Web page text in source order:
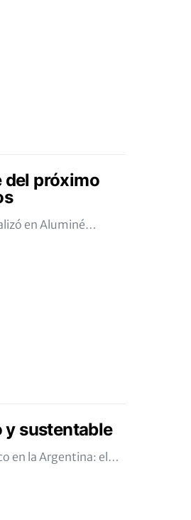
del próximo
en Aluminé…
y sustentable
en la Argentina: el…